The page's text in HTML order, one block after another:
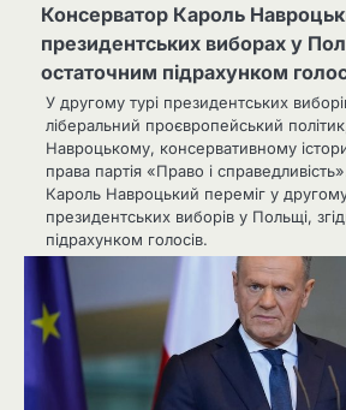
Консерватор Кароль
президентських виборах у
остаточним підрахунком
У другому турі президентських
ліберальний проєвропейський
Навроцькому, консервативному
права партія «Право і
Кароль Навроцький переміг у другому
президентських виборів у Польщі,
підрахунком голосів.